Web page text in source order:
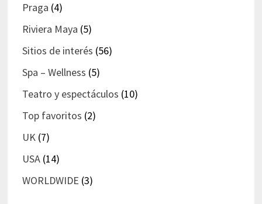
Praga (4)
Riviera Maya (5)
Sitios de interés (56)
Spa – Wellness (5)
Teatro y espectáculos (10)
Top favoritos (2)
UK(7)
USA(14)
WORLDWIDE (3)